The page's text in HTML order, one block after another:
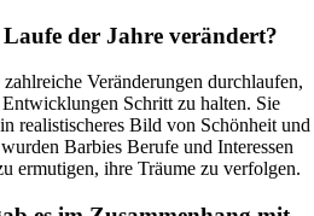
der Jahre verändert?
Veränderungen durchlaufen,
Schritt zu halten. Sie
realistischeres Bild von Schönheit und
Barbies Berufe und Interessen
ermutigen, ihre Träume zu verfolgen.